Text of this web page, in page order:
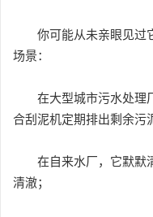
你可能从未亲眼见过
场景：
在大型城市污水处理厂
合刮泥机定期排出剩余污
在自来水厂，它默默
清澈；